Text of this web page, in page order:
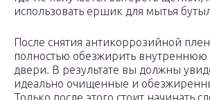
использовать ершик для мытья
После снятия антикоррозийной
полностью обезжирить внутреннюю
двери. В результате вы должны
идеально очищенные и
Только после этого стоит начинать